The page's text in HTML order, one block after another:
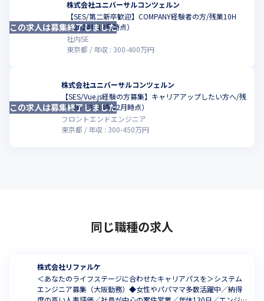
株式会社ユニバーサルコンツェルン
【SES/第二新卒歓迎】COMPANY経験者の方/残業10H
（2024年12月時点）
社内SE
東京都
年収 : 300-400万円
この求人は募集終了しました
株式会社ユニバーサルコンツェルン
【SES/Vue.js経験の方募集】キャリアアップしたい方へ/残
業10H（2024年12月時点）
フロントエンドエンジニア
東京都
年収 : 300-450万円
この求人は募集終了しました
同じ職種の求人
株式会社リファルケ
＜あなたのライフステージに合わせたキャリアパスを＞システム
エンジニア募集（大阪勤務）◆女性やパパママ多数活躍中／納得